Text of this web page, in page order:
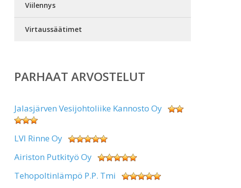
Viilennys
Virtaussäätimet
PARHAAT ARVOSTELUT
Jalasjärven Vesijohtoliike Kannosto Oy
LVI Rinne Oy
Airiston Putkityö Oy
Tehopoltinlämpö P.P. Tmi